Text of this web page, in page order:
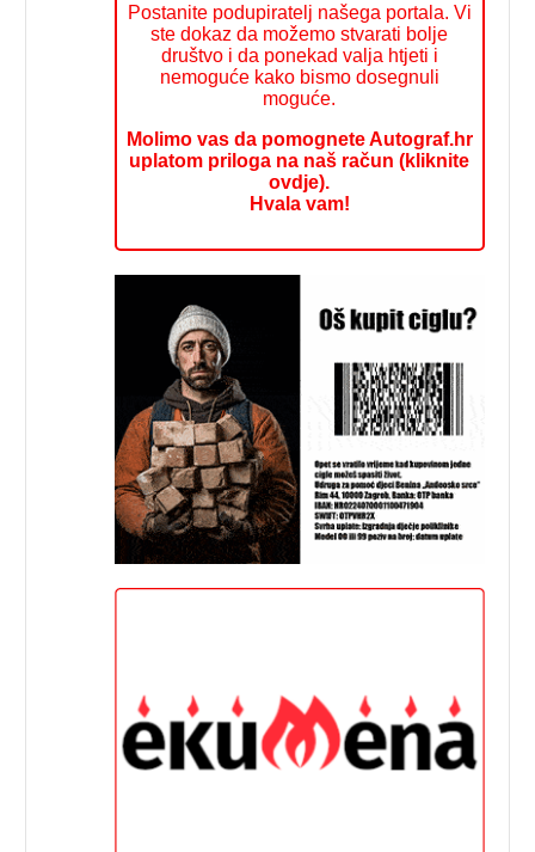
Postanite podupiratelj našega portala. Vi
ste dokaz da možemo stvarati bolje
društvo i da ponekad valja htjeti i
nemoguće kako bismo dosegnuli
moguće.
Molimo vas da pomognete Autograf.hr
uplatom priloga na naš račun (kliknite
ovdje).
Hvala vam!